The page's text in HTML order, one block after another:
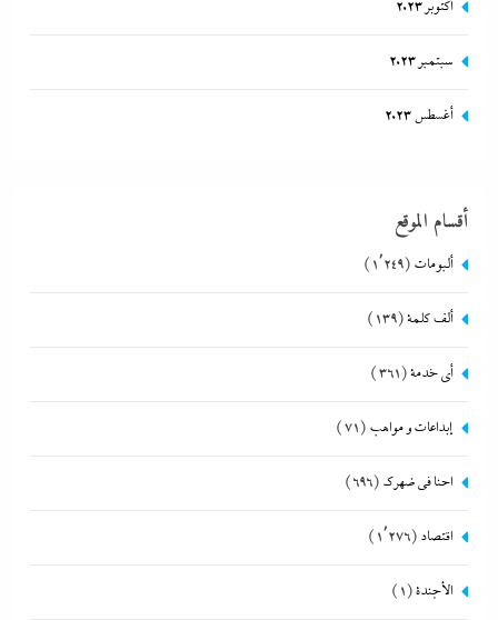
أكتوبر 2023
سبتمبر 2023
أغسطس 2023
أقسام الموقع
ألبومات (1٬249)
ألف كلمة(139)
أي خدمة(361)
إبداعات و مواهب (71)
احنا في ضهرك (696)
اقتصاد (1٬276)
الأجندة(1)